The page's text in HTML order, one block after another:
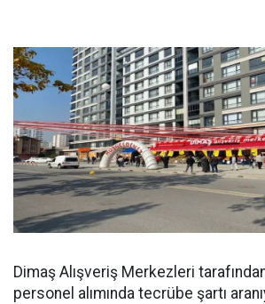
Dimaş Alışveriş Merkezleri
personel alımında tecrübe şartı